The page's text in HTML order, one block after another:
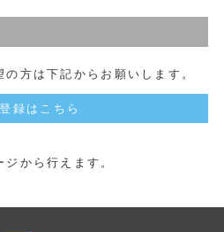
方は下記からお願いします。
録はこちら
から行えます。